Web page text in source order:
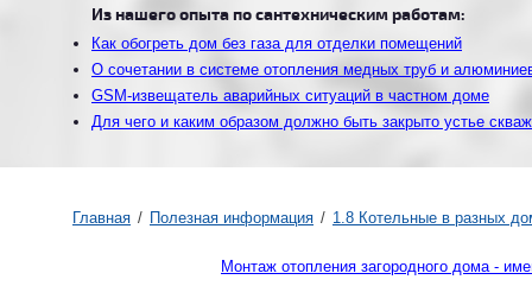
Главная Полезная информация 1.8 Котельные в разных
Монтаж отопления загородного дома -
Из нашего опыта по сантехническим работам:
Как обогреть дом без газа для отделки помещений
О сочетании в системе отопления медных труб и
GSM-извещатель аварийных ситуаций в частном доме
Для чего и каким образом должно быть закрыто устье